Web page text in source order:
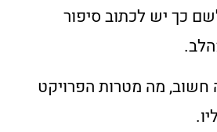
כך יש לכתוב סיפור
חשוב, מה מטרות הפרויקט